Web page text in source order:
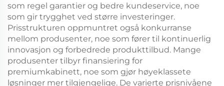
som regel garantier og bedre kundeservice, noe
som gir trygghet ved større investeringer.
Prisstrukturen oppmuntret også konkurranse
mellom produsenter, noe som fører til kontinuerlig
innovasjon og forbedrede produkttilbud. Mange
produsenter tilbyr finansiering for
premiumkabinett, noe som gjør høyeklassete
løsninger mer tilgjengelige. De varierte prisnivåene